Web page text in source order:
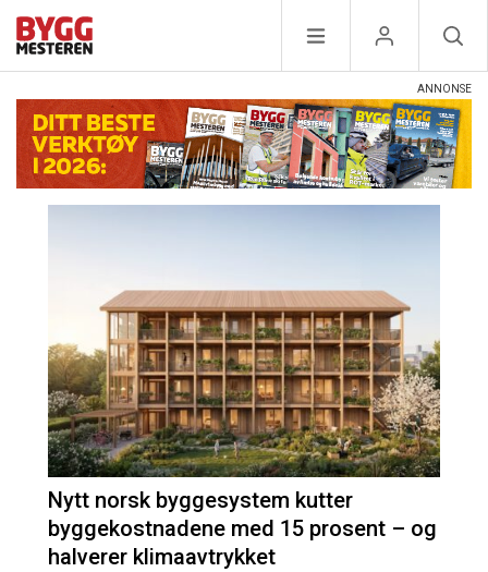
Nytt norsk byggesystem kutter
byggekostnadene med 15 prosent – og
halverer klimaavtrykket